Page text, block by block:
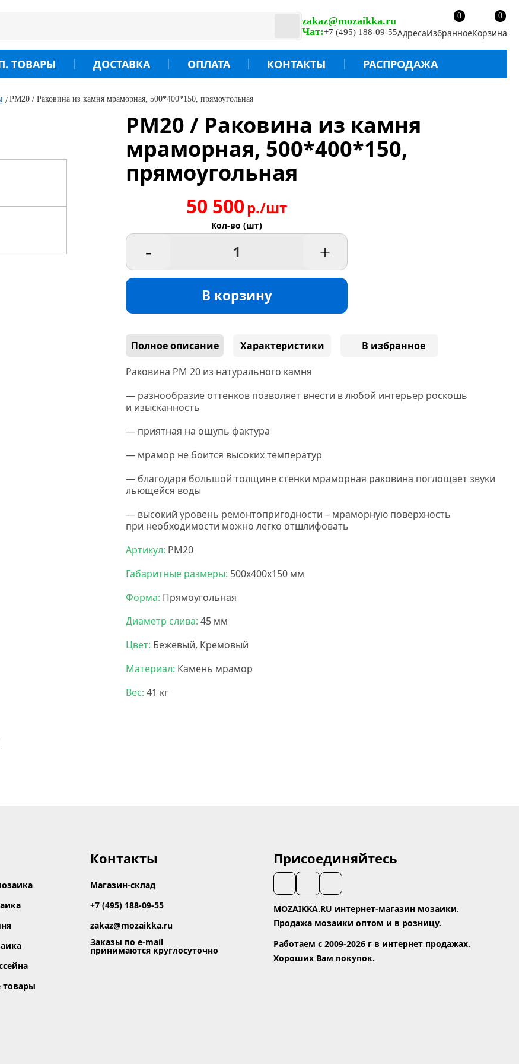
zakaz@mozaikka.ru
Чат:+7 (495) 188-09-55Адреса
0
ИзбранноеКорзина
0
ТОВАРЫ ДОСТАВКА ОПЛАТА КОНТАКТЫ РАСПРОДАЖА
РМ20 / Раковина из камня мраморная, 500*400*150, прямоугольная
РМ20 / Раковина из камня
мраморная, 500*400*150,
прямоугольная
50 500р./шт
Кол-во (шт)
- +
В корзину
Полное описание Характеристики
В избранное
Раковина РМ 20 из натурального камня
— разнообразие оттенков позволяет внести в любой интерьер роскошь
и изысканность
— приятная на ощупь фактура
— мрамор не боится высоких температур
— благодаря большой толщине стенки мраморная раковина поглощает звуки
льющейся воды
— высокий уровень ремонтопригодности – мраморную поверхность
при необходимости можно легко отшлифовать
Артикул: РМ20
Габаритные размеры: 500х400х150 мм
Форма: Прямоугольная
Диаметр слива: 45 мм
Цвет: Бежевый, Кремовый
Материал: Камень мрамор
Вес: 41 кг
товары
Контакты
Магазин-склад
+7 (495) 188-09-55
zakaz@mozaikka.ru
Заказы по e-mail
принимаются круглосуточно
Присоединяйтесь
MOZAIKKA.RU интернет-магазин мозаики.
Продажа мозаики оптом и в розницу.
Работаем с 2009-2026 г в интернет продажах.
Хороших Вам покупок.